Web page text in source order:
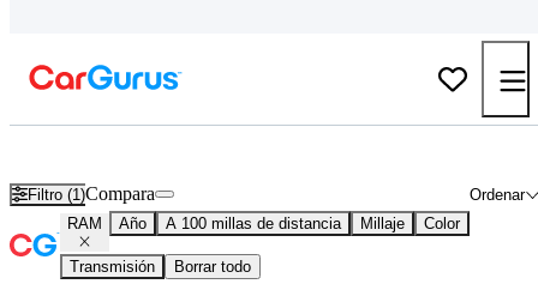
Filtro (1) Ordenar
Compara
RAM Año A 100 millas de distancia Millaje Color
Transmisión Borrar todo